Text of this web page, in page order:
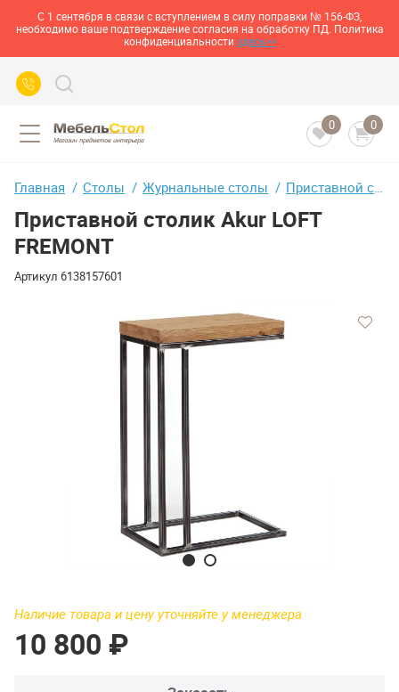
С 1 сентября в связи с вступлением в силу поправки № 156-ФЗ,
необходимо ваше подтверждение согласия на обработку ПД. Политика
конфиденциальности здесь>>
0 0
Главная Столы Журнальные столы Приставной столик Akur LOFT FREMONT
Приставной столик Akur LOFT
FREMONT
Артикул 6138157601
Наличие товара и цену уточняйте у менеджера
10 800 ₽